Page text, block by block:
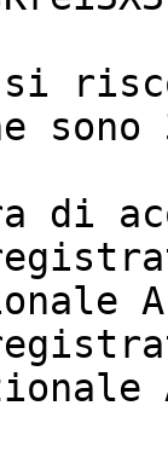
si
sono
di